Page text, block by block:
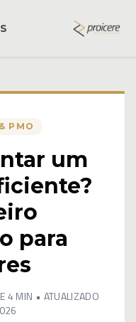
PMO
um
para
4 MIN • ATUALIZADO